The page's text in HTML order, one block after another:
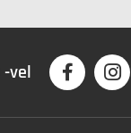
-vel